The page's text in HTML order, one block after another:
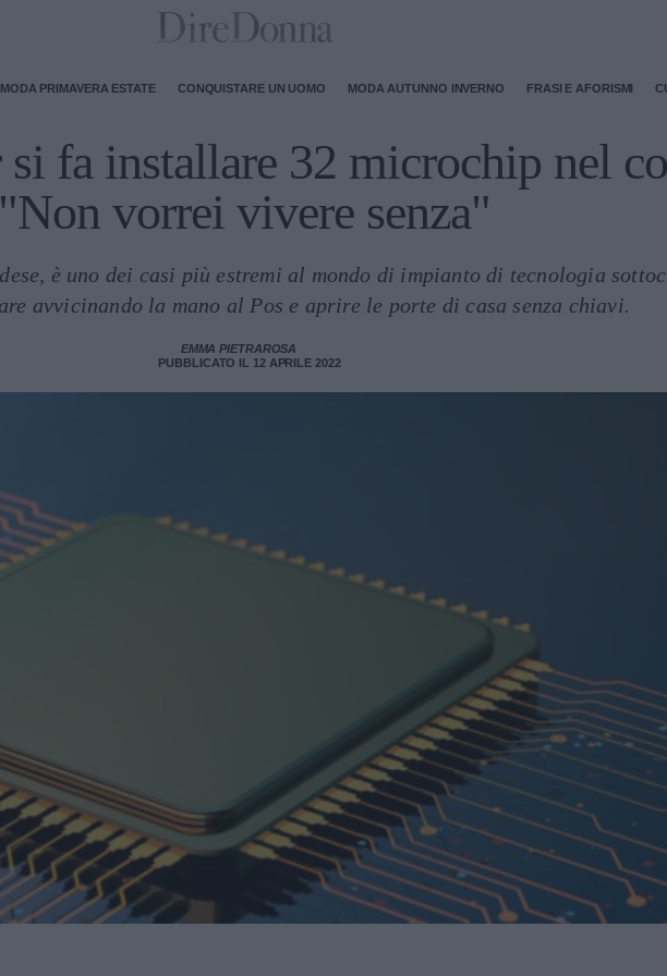
MODA PRIMAVERA ESTATE CONQUISTARE UN UOMO MODA AUTUNNO INVERNO FRASI E AFORISMI
fa installare 32 microchip nel
vorrei vivere senza"
è uno dei casi più estremi al mondo di impianto di tecnologia
avvicinando la mano al Pos e aprire le porte di casa senza chiavi.
EMMA PIETRAROSA
PUBBLICATO IL 12 APRILE 2022